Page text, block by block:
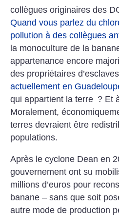
collègues originaires des
Quand vous parlez du
pollution à des collègues
la monoculture de la
appartenance encore
des propriétaires
actuellement en
qui appartient la terre ? Et
Moralement,
terres devraient être
populations.
Après le cyclone Dean en
gouvernement ont su
millions d’euros pour
banane – sans que soit
autre mode de production